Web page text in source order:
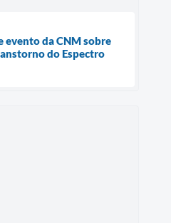
evento da CNM sobre
do Espectro